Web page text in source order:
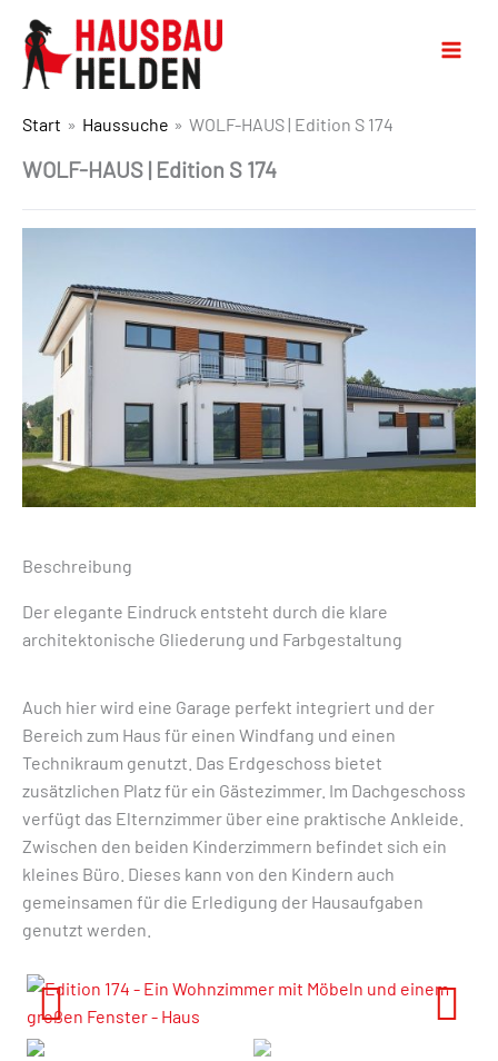
Start Haussuche WOLF-HAUS | Edition S 174
WOLF-HAUS | Edition S 174
Beschreibung
Der elegante Eindruck entsteht durch die klare
architektonische Gliederung und Farbgestaltung
Auch hier wird eine Garage perfekt integriert und der
Bereich zum Haus für einen Windfang und einen
Technikraum genutzt. Das Erdgeschoss bietet
zusätzlichen Platz für ein Gästezimmer. Im Dachgeschoss
verfügt das Elternzimmer über eine praktische Ankleide.
Zwischen den beiden Kinderzimmern befindet sich ein
kleines Büro. Dieses kann von den Kindern auch
gemeinsamen für die Erledigung der Hausaufgaben
genutzt werden.
Previous